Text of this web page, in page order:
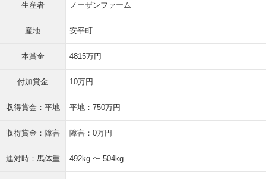
生産者 ノーザンファーム
産地 安平町
本賞金 4815万円
付加賞金 10万円
収得賞金：平地 平地：750万円
収得賞金：障害 障害：0万円
連対時：馬体重 492kg 〜 504kg